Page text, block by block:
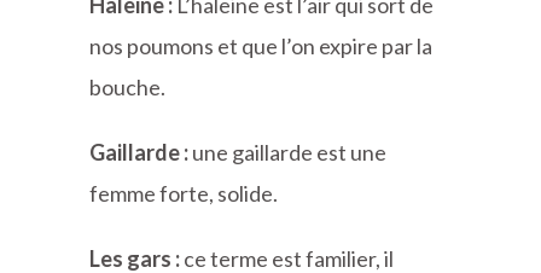
nos poumons et que l’on expire par la
bouche.
Gaillarde :une gaillarde est une
femme forte, solide.
Les gars :ce terme est familier, il